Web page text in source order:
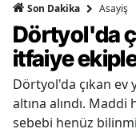
Son Dakika Asayiş
Dörtyol'da
itfaiye
Dörtyol'da çıkan ev
altına alındı.
sebebi henüz